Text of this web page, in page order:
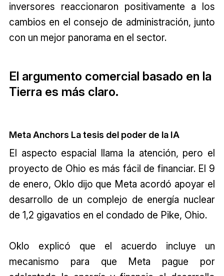
inversores reaccionaron positivamente a los
cambios en el consejo de administración, junto
con un mejor panorama en el sector.
El argumento comercial basado en la
Tierra es más claro.
Meta Anchors La tesis del poder de la IA
El aspecto espacial llama la atención, pero el
proyecto de Ohio es más fácil de financiar. El 9
de enero, Oklo dijo que Meta acordó apoyar el
desarrollo de un complejo de energía nuclear
de 1,2 gigavatios en el condado de Pike, Ohio.
Oklo explicó que el acuerdo incluye un
mecanismo para que Meta pague por